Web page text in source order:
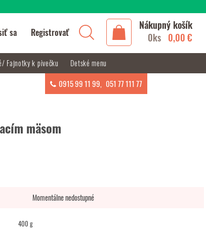
mäsom
Momentálne nedostupné
400 g
sa Registrovať
Nákupný košík
0ks 0,00 €
Fajnotky k pivečku Detské menu
0915 99 11 99, 051 77 111 77